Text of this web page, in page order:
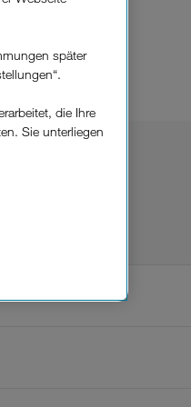
später
die Ihre
Sie unterliegen
in der
im Einsatz, die